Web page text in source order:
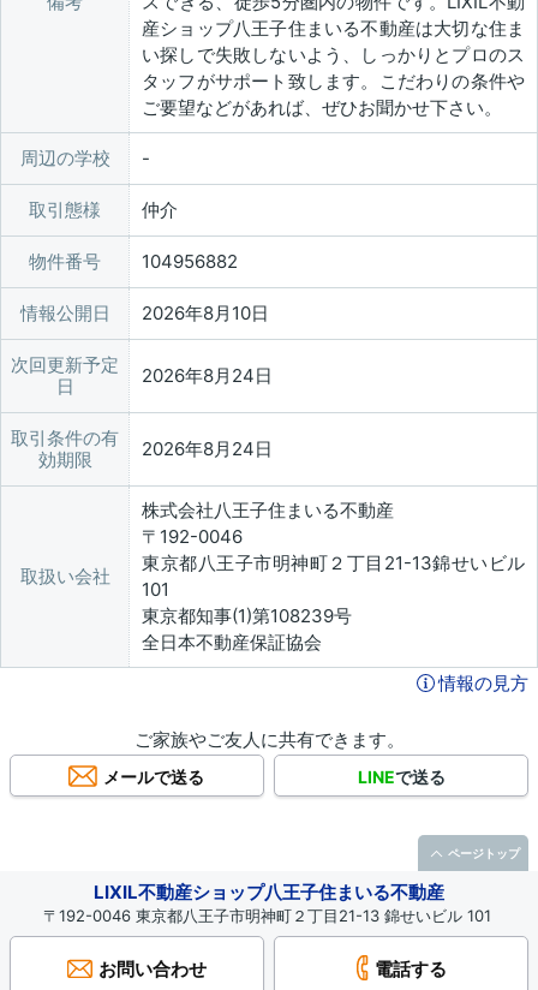
産ショップ八王子住まいる不動産は大切な住ま
い探しで失敗しないよう、しっかりとプロのス
タッフがサポート致します。こだわりの条件や
ご要望などがあれば、ぜひお聞かせ下さい。
周辺の学校
取引態様 仲介
物件番号 104956882
情報公開日 2026年8月10日
次回更新予定
日
2026年8月24日
取引条件の有
効期限
2026年8月24日
取扱い会社
株式会社八王子住まいる不動産
〒192-0046
東京都八王子市明神町２丁目21-13錦せいビル
101
東京都知事(1)第108239号
全日本不動産保証協会
情報の見方
ご家族やご友人に共有できます。
メールで送る LINEで送る
LIXIL不動産ショップ八王子住まいる不動産
〒192-0046 東京都八王子市明神町２丁目21-13 錦せいビル 101
お問い合わせ 電話する
ページトップ